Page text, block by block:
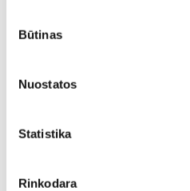
pasirinkimas
Būtinas
Nuostatos
Statistika
Rinkodara
Įprasta kaina
Prisijunkite ir pirkite